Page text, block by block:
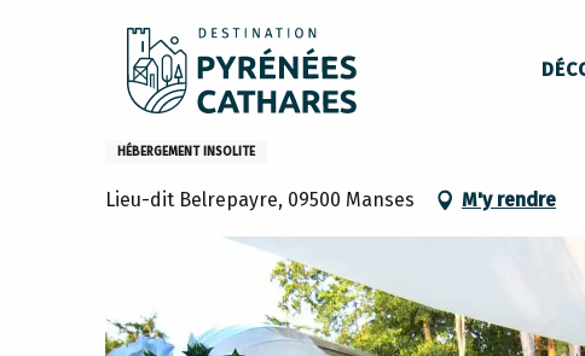
Accueil Sejourner Où dormir
BelRepayre Airstream -
HÉBERGEMENT INSOLITE
Lieu-dit Belrepayre, 09500 Manses M'y rendre